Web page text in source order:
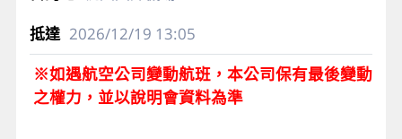
2026/12/15 10:10
5
長榮航空股份有限公司